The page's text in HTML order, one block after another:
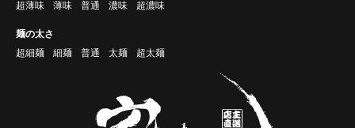
超薄味
薄味 普通 濃味 超濃味
麺の太さ
超細麺
細麺 普通 太麺 超太麺